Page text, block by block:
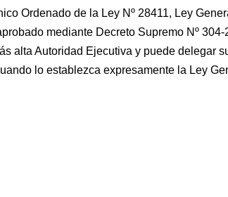
Ordenado de la Ley Nº 28411, Ley
mediante Decreto Supremo Nº 304-
alta Autoridad Ejecutiva y puede delegar
lo establezca expresamente la Ley